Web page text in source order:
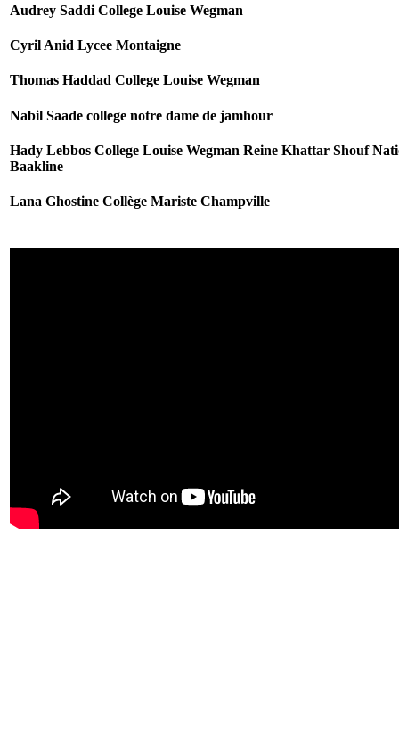
Audrey Saddi College Louise Wegman
Cyril Anid Lycee Montaigne
Thomas Haddad College Louise Wegman
Nabil Saade college notre dame de jamhour
Hady Lebbos College Louise Wegman Reine Khattar Shouf
Baakline
Lana Ghostine Collège Mariste Champville